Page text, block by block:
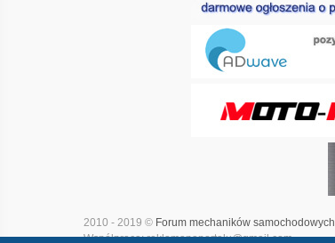
2010 - 2019 © Forum mechaników samochodowych
Współpraca: reklamanaportalu@gmail.com